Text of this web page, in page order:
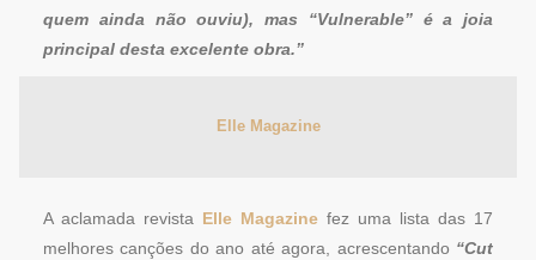
quem ainda não ouviu), mas “Vulnerable” é a joia
principal desta excelente obra.”
Elle Magazine
A aclamada revista Elle Magazine fez uma lista das 17
melhores canções do ano até agora, acrescentando “Cut